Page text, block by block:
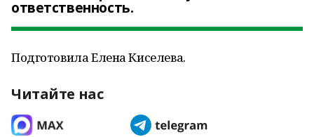
ответственность.
Подготовила Елена Киселева.
Читайте нас